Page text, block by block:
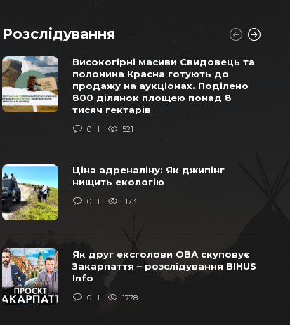
Розслідування
Високогірні масиви Свидовець та
полонина Красна готують до
продажу на аукціонах. Поділено
800 ділянок площею понад 8
тисяч гектарів
0 521
Ціна адреналіну: Як джипінг
нищить екологію
0 1173
Як друг ексголови ОВА скуповує
Закарпаття – розслідування BIHUS
Info
0 1778